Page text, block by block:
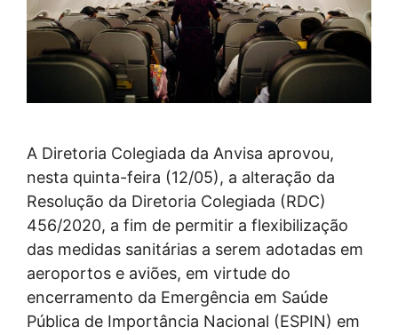
A Diretoria Colegiada da Anvisa aprovou,
nesta quinta-feira (12/05), a alteração da
Resolução da Diretoria Colegiada (RDC)
456/2020, a fim de permitir a flexibilização
das medidas sanitárias a serem adotadas em
aeroportos e aviões, em virtude do
encerramento da Emergência em Saúde
Pública de Importância Nacional (ESPIN) em